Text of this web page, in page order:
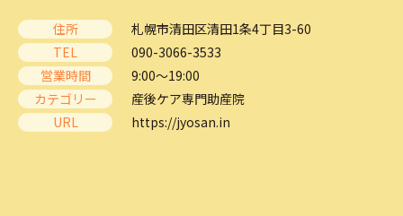
住所
札幌市清田区清田1条4丁目3-60
TEL
090-3066-3533
営業時間
9:00～19:00
カテゴリー
産後ケア専門助産院
URL
https://jyosan.in